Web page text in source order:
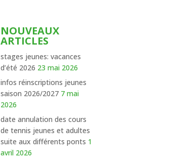
NOUVEAUX
ARTICLES
stages jeunes: vacances
d’été 2026 23 mai 2026
infos réinscriptions jeunes
saison 2026/2027 7 mai
2026
date annulation des cours
de tennis jeunes et adultes
suite aux différents ponts 1
avril 2026